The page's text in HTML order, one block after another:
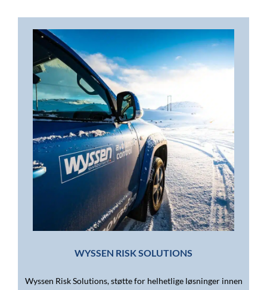
WYSSEN RISK SOLUTIONS
Wyssen Risk Solutions, støtte for helhetlige løsninger innen